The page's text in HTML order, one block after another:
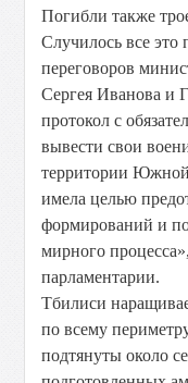
Погибли также
Случилось все это
переговоров
Сергея Иванова и
протокол с
вывести свои
территории
имела целью
формирований и
мирного
парламентарии.
Тбилиси
по всему
подтянуты около